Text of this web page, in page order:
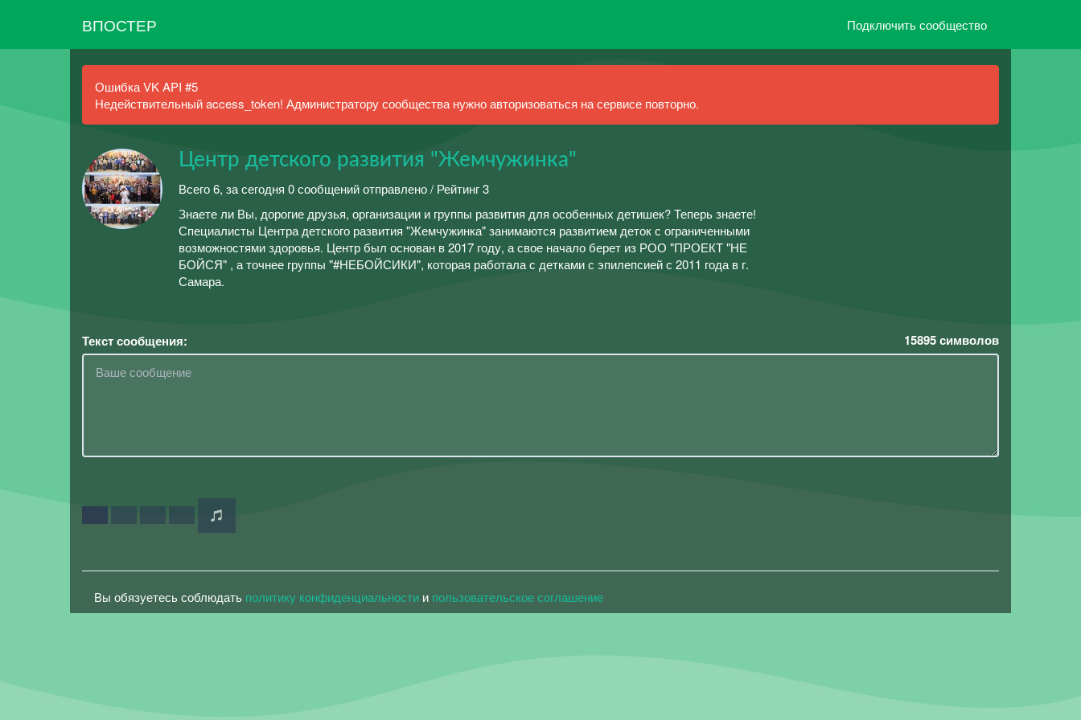
ВПОСТЕР Подключить сообщество
Ошибка VK API #5
Недействительный access_token! Администратору сообщества нужно авторизоваться на сервисе повторно.
Центр детского развития "Жемчужинка"
Всего 6, за сегодня 0 сообщений отправлено / Рейтинг 3
Знаете ли Вы, дорогие друзья, организации и группы развития для особенных детишек? Теперь знаете!
Специалисты Центра детского развития "Жемчужинка" занимаются развитием деток с ограниченными
возможностями здоровья. Центр был основан в 2017 году, а свое начало берет из РОО "ПРОЕКТ "НЕ
БОЙСЯ" , а точнее группы "#НЕБОЙСИКИ", которая работала с детками с эпилепсией с 2011 года в г.
Самара.
Текст сообщения: 15895символов
Вы обязуетесь соблюдать политику конфиденциальности и пользовательское соглашение